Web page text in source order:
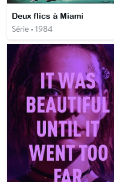
Deux flics à Miami
Série • 1984